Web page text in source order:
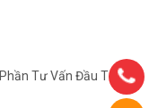
Tư Vấn Đầu Tư Và